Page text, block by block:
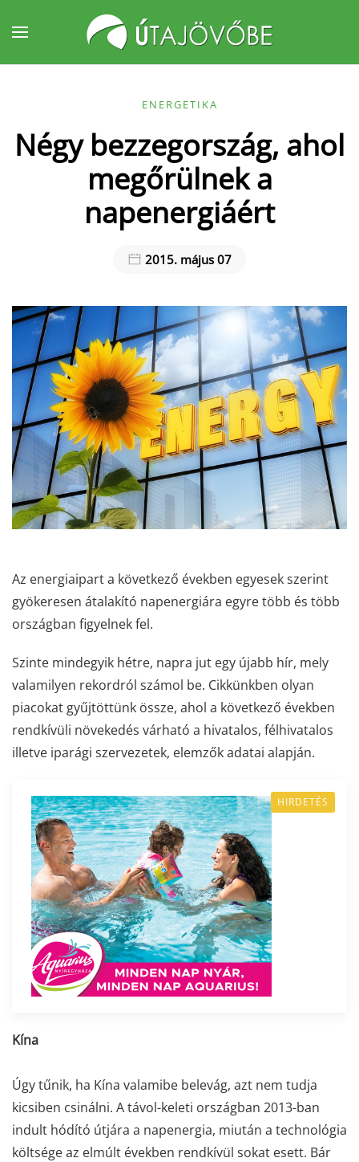
Fő tartalom átugrása
ENERGETIKA
Négy bezzegország, ahol
megőrülnek a
napenergiáért
2015. május 07
Az energiaipart a következő években egyesek szerint
gyökeresen átalakító napenergiára egyre több és több
országban figyelnek fel.
Szinte mindegyik hétre, napra jut egy újabb hír, mely
valamilyen rekordról számol be. Cikkünkben olyan
piacokat gyűjtöttünk össze, ahol a következő években
rendkívüli növekedés várható a hivatalos, félhivatalos
illetve iparági szervezetek, elemzők adatai alapján.
HIRDETÉS
Kína
Úgy tűnik, ha Kína valamibe belevág, azt nem tudja
kicsiben csinálni. A távol-keleti országban 2013-ban
indult hódító útjára a napenergia, miután a technológia
költsége az elmúlt években rendkívül sokat esett. Bár